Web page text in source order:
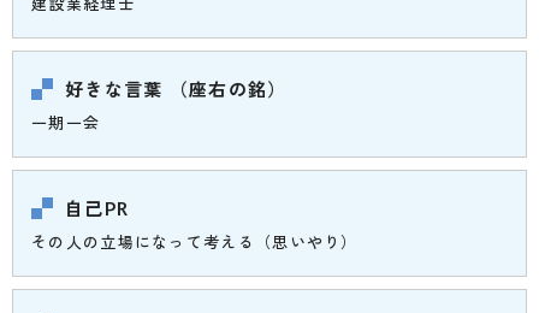
好きな言葉 （座右の銘）
一期一会
自己PR
その人の立場になって考える（思いやり）